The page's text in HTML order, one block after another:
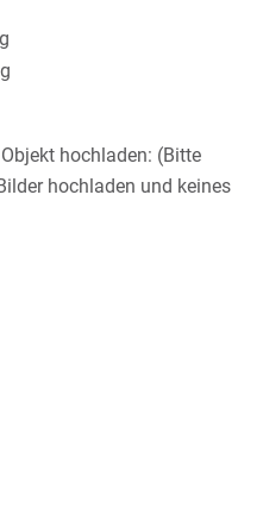
hochladen: (Bitte
hochladen und keines